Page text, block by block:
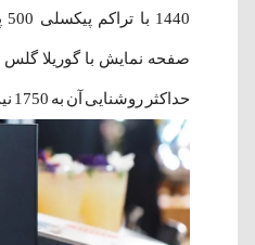
حداکثر روشنایی آن به 1750 نیت می‌رسد.